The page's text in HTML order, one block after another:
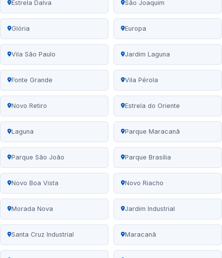
Estrela Dalva São Joaquim
Glória Europa
Vila São Paulo Jardim Laguna
Fonte Grande Vila Pérola
Novo Retiro Estrela do Oriente
Laguna Parque Maracanã
Parque São João Parque Brasília
Novo Boa Vista Novo Riacho
Morada Nova Jardim Industrial
Santa Cruz Industrial Maracanã